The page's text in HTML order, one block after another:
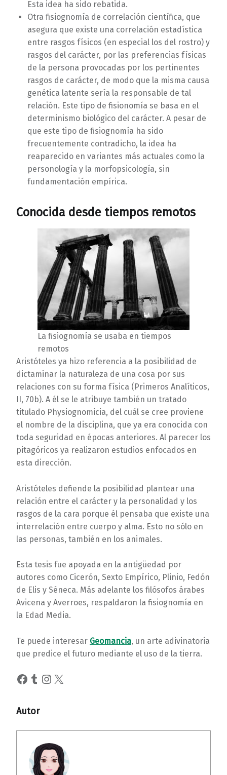
Esta idea ha sido rebatida.
Otra fisiognomía de correlación científica, que
asegura que existe una correlación estadística
entre rasgos físicos (en especial los del rostro) y
rasgos del carácter, por las preferencias físicas
de la persona provocadas por los pertinentes
rasgos de carácter, de modo que la misma causa
genética latente sería la responsable de tal
relación. Este tipo de fisionomía se basa en el
determinismo biológico del carácter. A pesar de
que este tipo de fisiognomía ha sido
frecuentemente contradicho, la idea ha
reaparecido en variantes más actuales como la
personología y la morfopsicología, sin
fundamentación empírica.
Conocida desde tiempos remotos
La fisiognomía se usaba en tiempos
remotos
Aristóteles ya hizo referencia a la posibilidad de
dictaminar la naturaleza de una cosa por sus
relaciones con su forma física (Primeros Analíticos,
II, 70b). A él se le atribuye también un tratado
titulado Physiognomicia, del cuál se cree proviene
el nombre de la disciplina, que ya era conocida con
toda seguridad en épocas anteriores. Al parecer los
pitagóricos ya realizaron estudios enfocados en
esta dirección.
Aristóteles defiende la posibilidad plantear una
relación entre el carácter y la personalidad y los
rasgos de la cara porque él pensaba que existe una
interrelación entre cuerpo y alma. Esto no sólo en
las personas, también en los animales.
Esta tesis fue apoyada en la antigüedad por
autores como Cicerón, Sexto Empírico, Plinio, Fedón
de Elis y Séneca. Más adelante los filósofos árabes
Avicena y Averroes, respaldaron la fisiognomía en
la Edad Media.
Te puede interesar Geomancia, un arte adivinatoria
que predice el futuro mediante el uso de la tierra.
Facebook
Tumblr
Instagram
X
Autor